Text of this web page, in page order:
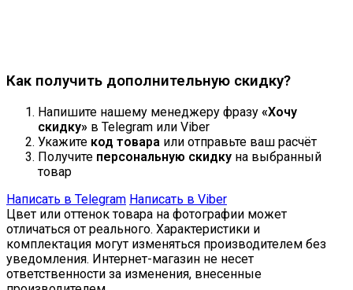
Как получить дополнительную скидку?
Напишите нашему менеджеру фразу «Хочу
скидку» в Telegram или Viber
Укажите код товара или отправьте ваш расчёт
Получите персональную скидку на выбранный
товар
Написать в Telegram Написать в Viber
Цвет или оттенок товара на фотографии может
отличаться от реального. Характеристики и
комплектация могут изменяться производителем без
уведомления. Интернет-магазин не несет
ответственности за изменения, внесенные